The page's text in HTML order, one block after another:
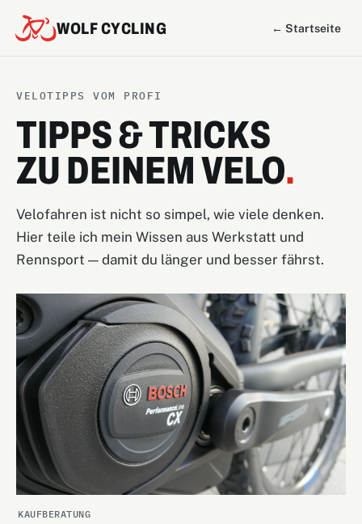
WOLF CYCLING ← Startseite
VELOTIPPS VOM PROFI
TIPPS & TRICKS
ZU DEINEM VELO.
Velofahren ist nicht so simpel, wie viele denken.
Hier teile ich mein Wissen aus Werkstatt und
Rennsport — damit du länger und besser fährst.
KAUFBERATUNG